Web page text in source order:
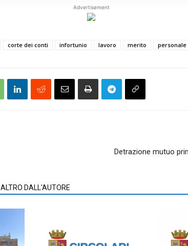
Advertisement
corte dei conti infortunio lavoro merito personale
Detrazione mutuo
ALTRO DALL'AUTORE